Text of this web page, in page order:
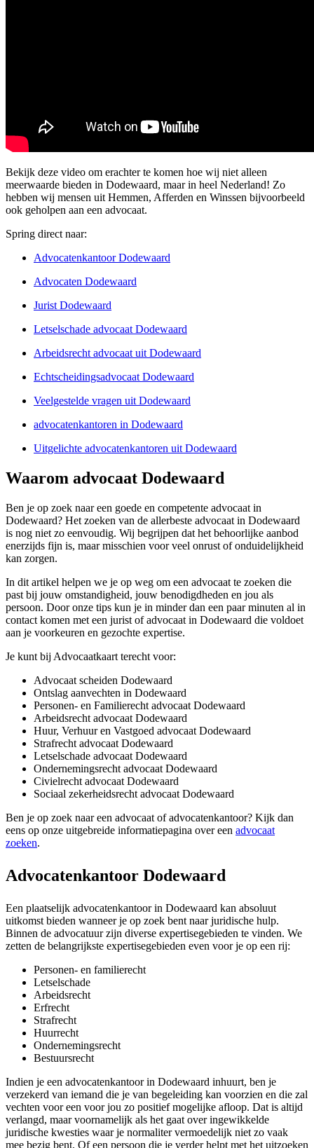
Bekijk deze video om erachter te komen hoe wij niet alleen
meerwaarde bieden in Dodewaard, maar in heel Nederland! Zo
hebben wij mensen uit Hemmen, Afferden en Winssen bijvoorbeeld
ook geholpen aan een advocaat.
Spring direct naar:
Advocatenkantoor Dodewaard
Advocaten Dodewaard
Jurist Dodewaard
Letselschade advocaat Dodewaard
Arbeidsrecht advocaat uit Dodewaard
Echtscheidingsadvocaat Dodewaard
Veelgestelde vragen uit Dodewaard
advocatenkantoren in Dodewaard
Uitgelichte advocatenkantoren uit Dodewaard
Waarom advocaat Dodewaard
Ben je op zoek naar een goede en competente advocaat in
Dodewaard? Het zoeken van de allerbeste advocaat in Dodewaard
is nog niet zo eenvoudig. Wij begrijpen dat het behoorlijke aanbod
enerzijds fijn is, maar misschien voor veel onrust of onduidelijkheid
kan zorgen.
In dit artikel helpen we je op weg om een advocaat te zoeken die
past bij jouw omstandigheid, jouw benodigdheden en jou als
persoon. Door onze tips kun je in minder dan een paar minuten al in
contact komen met een jurist of advocaat in Dodewaard die voldoet
aan je voorkeuren en gezochte expertise.
Je kunt bij Advocaatkaart terecht voor:
Advocaat scheiden Dodewaard
Ontslag aanvechten in Dodewaard
Personen- en Familierecht advocaat Dodewaard
Arbeidsrecht advocaat Dodewaard
Huur, Verhuur en Vastgoed advocaat Dodewaard
Strafrecht advocaat Dodewaard
Letselschade advocaat Dodewaard
Ondernemingsrecht advocaat Dodewaard
Civielrecht advocaat Dodewaard
Sociaal zekerheidsrecht advocaat Dodewaard
Ben je op zoek naar een advocaat of advocatenkantoor? Kijk dan
eens op onze uitgebreide informatiepagina over een advocaat
zoeken.
Advocatenkantoor Dodewaard
Een plaatselijk advocatenkantoor in Dodewaard kan absoluut
uitkomst bieden wanneer je op zoek bent naar juridische hulp.
Binnen de advocatuur zijn diverse expertisegebieden te vinden. We
zetten de belangrijkste expertisegebieden even voor je op een rij:
Personen- en familierecht
Letselschade
Arbeidsrecht
Erfrecht
Strafrecht
Huurrecht
Ondernemingsrecht
Bestuursrecht
Indien je een advocatenkantoor in Dodewaard inhuurt, ben je
verzekerd van iemand die je van begeleiding kan voorzien en die zal
vechten voor een voor jou zo positief mogelijke afloop. Dat is altijd
verlangd, maar voornamelijk als het gaat over ingewikkelde
juridische kwesties waar je normaliter vermoedelijk niet zo vaak
mee bezig bent. Of een persoon die je verder helpt met het uitzoeken